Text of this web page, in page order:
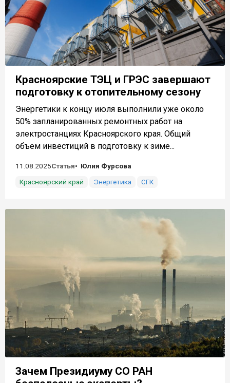
Красноярские ТЭЦ и ГРЭС завершают
подготовку к отопительному сезону
Энергетики к концу июля выполнили уже около
50% запланированных ремонтных работ на
электростанциях Красноярского края. Общий
объем инвестиций в подготовку к зиме...
11.08.2025Статья
Юлия Фурсова
Красноярский край
Энергетика СГК
Зачем Президиуму СО РАН